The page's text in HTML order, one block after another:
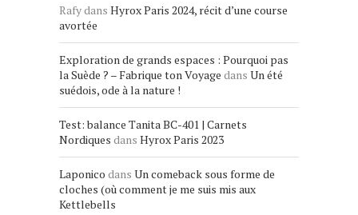
Rafydans Hyrox Paris 2024, récit d’une course
avortée
Exploration de grands espaces : Pourquoi pas
la Suède ? – Fabrique ton Voyage dans Un été
suédois, ode à la nature !
Test: balance Tanita BC-401 | Carnets
Nordiques dans Hyrox Paris 2023
Laponico dans Un comeback sous forme de
cloches (où comment je me suis mis aux
Kettlebells